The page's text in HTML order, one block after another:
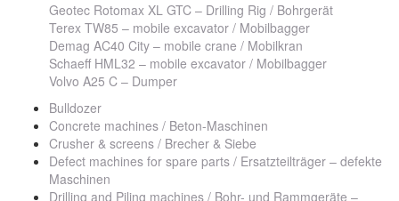
Geotec Rotomax XL GTC – Drilling Rig / Bohrgerät
Terex TW85 – mobile excavator / Mobilbagger
Demag AC40 City – mobile crane / Mobilkran
Schaeff HML32 – mobile excavator / Mobilbagger
Volvo A25 C – Dumper
Bulldozer
Concrete machines / Beton-Maschinen
Crusher & screens / Brecher & Siebe
Defect machines for spare parts / Ersatzteilträger – defekte
Maschinen
Drilling and Piling machines / Bohr- und Rammgeräte –